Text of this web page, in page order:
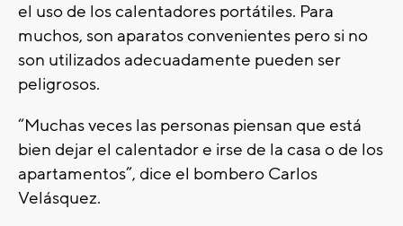
el uso de los calentadores portátiles. Para
muchos, son aparatos convenientes pero si no
son utilizados adecuadamente pueden ser
peligrosos.
“Muchas veces las personas piensan que está
bien dejar el calentador e irse de la casa o de los
apartamentos”, dice el bombero Carlos
Velásquez.